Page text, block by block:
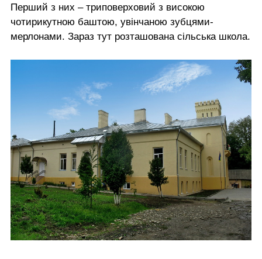
Перший з них – триповерховий з високою
чотирикутною баштою, увінчаною зубцями-
мерлонами. Зараз тут розташована сільська школа.